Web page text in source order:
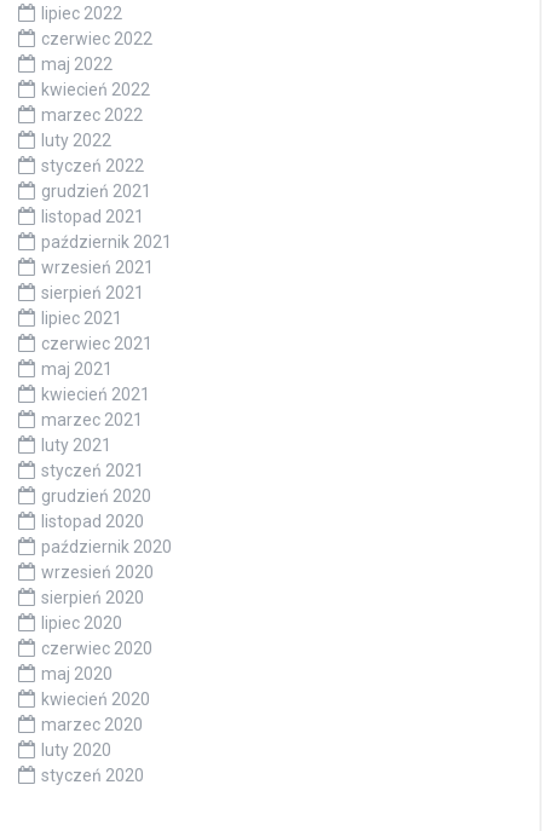
lipiec 2022
czerwiec 2022
maj 2022
kwiecień 2022
marzec 2022
luty 2022
styczeń 2022
grudzień 2021
listopad 2021
październik 2021
wrzesień 2021
sierpień 2021
lipiec 2021
czerwiec 2021
maj 2021
kwiecień 2021
marzec 2021
luty 2021
styczeń 2021
grudzień 2020
listopad 2020
październik 2020
wrzesień 2020
sierpień 2020
lipiec 2020
czerwiec 2020
maj 2020
kwiecień 2020
marzec 2020
luty 2020
styczeń 2020